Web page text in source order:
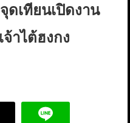
ดเทียนเปิดงาน
จ้าไต้ฮงกง